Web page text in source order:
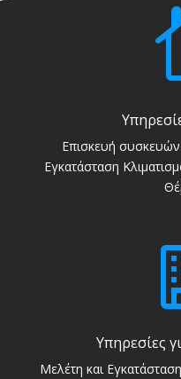
Επισκευή
Εγκατάσταση
Υπηρεσίες
Μελέτη και